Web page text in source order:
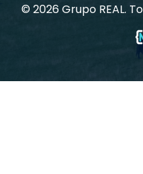
©2026Grupo REAL.